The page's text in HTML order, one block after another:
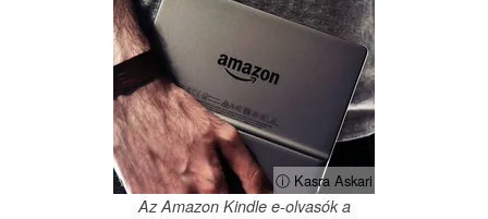
ⓘ Kasra Askari
Az Amazon Kindle e-olvasók a